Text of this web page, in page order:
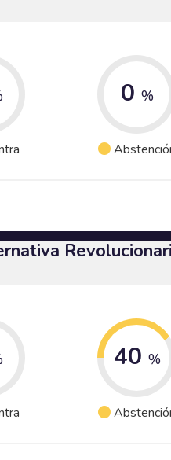
0 %
40 %